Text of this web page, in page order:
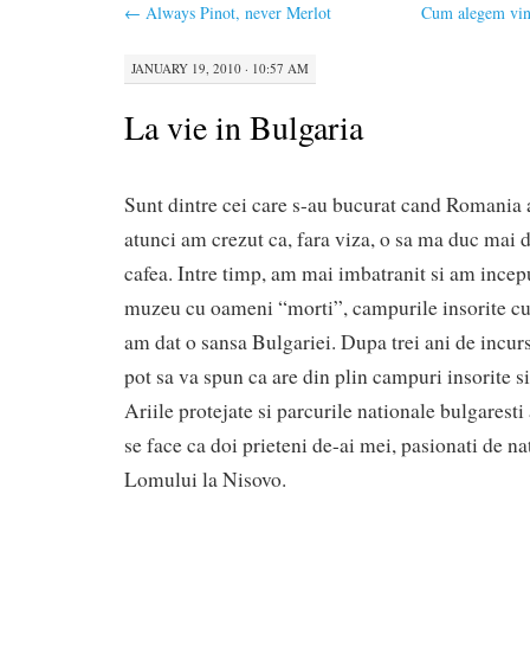
← Always Pinot, never Merlot Cum alegem
JANUARY 19, 2010 · 10:57 AM
La vie in Bulgaria
Sunt dintre cei care s-au bucurat cand
atunci am crezut ca, fara viza, o sa ma duc mai
cafea. Intre timp, am mai imbatranit si am
muzeu cu oameni “morti”, campurile insorite
am dat o sansa Bulgariei. Dupa trei ani de
pot sa va spun ca are din plin campuri insorite
Ariile protejate si parcurile nationale bulgaresti
se face ca doi prieteni de-ai mei, pasionati de
Lomului la Nisovo.